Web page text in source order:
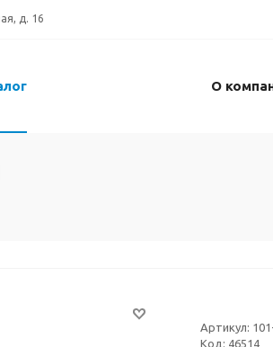
д. 16
О
Артикул:
Код: 46514